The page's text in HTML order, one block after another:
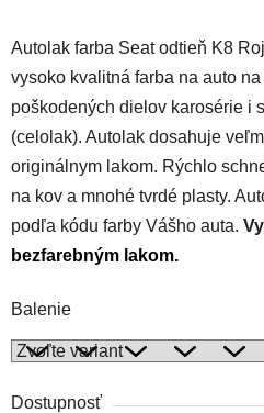
Autolak farba Seat odtieň K8
vysoko kvalitná farba na auto
poškodených dielov karosérie i
(celolak). Autolak dosahuje
originálnym lakom. Rýchlo
na kov a mnohé tvrdé plasty.
podľa kódu farby Vášho auta.
bezfarebným lakom.
Balenie
Dostupnosť